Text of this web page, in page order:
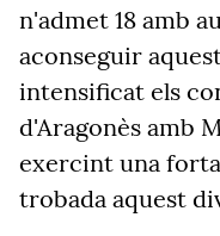
n'admet 18 amb
aconseguir
intensificat els
d'Aragonès amb
exercint una
trobada aquest